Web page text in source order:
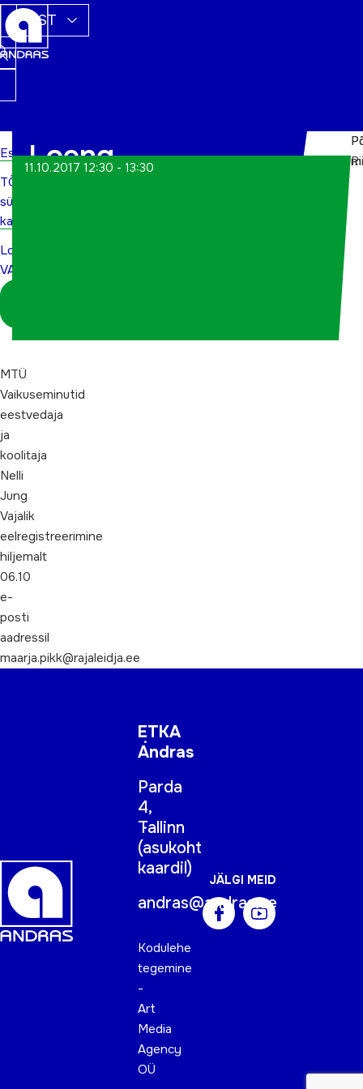
EST
Esileht
TÕN
sündmuste
kalender
Loeng
VAIKUSEMINUTID
Loeng
11.10.2017 12:30 - 13:30
MTÜ
Vaikuseminutid
eestvedaja
ja
koolitaja
Nelli
Jung
Vajalik
eelregistreerimine
hiljemalt
06.10
e-
posti
aadressil
maarja.pikk@rajaleidja.ee
ETKA
Andras
Parda
4,
Tallinn
(asukoht
kaardil)
andras@andras.ee
Kodulehe
tegemine
-
Art
Media
Agency
OÜ
JÄLGI MEID